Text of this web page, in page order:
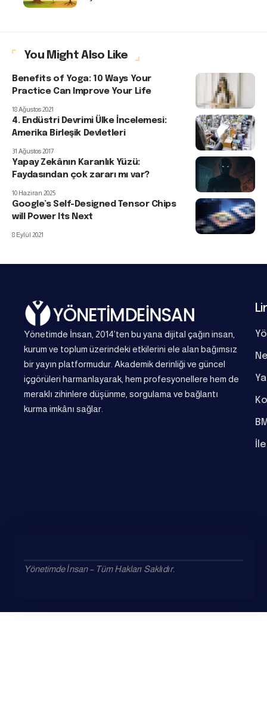
You Might Also Like
Benefits of Yoga: 10 Ways Your
Practice Can Improve Your Life
18 Ağustos 2021
4. Endüstri Devrimi Ülke İncelemesi:
Amerika Birleşik Devletleri
31 Ağustos 2017
Yapay Zekânın Karanlık Yüzü:
Faydasından çok zararı mı var?
10 Haziran 2025
Google’s Self-Designed Tensor Chips
will Power Its Next
8 Eylül 2021
Yönetimde İnsan, 2014’ten bu yana dijital çağın insan,
kurum ve toplum üzerindeki etkilerini ele alan bağımsız
bir yayın platformudur. Akademik derinliği ve güncel
içgörüleri harmanlayarak, hem profesyonellere hem de
meraklı zihinlere düşünme, sorgulama ve bağlantı
kurma imkânı sağlar.
Yönetimde İnsan – Tüm Hakları Saklıdır.